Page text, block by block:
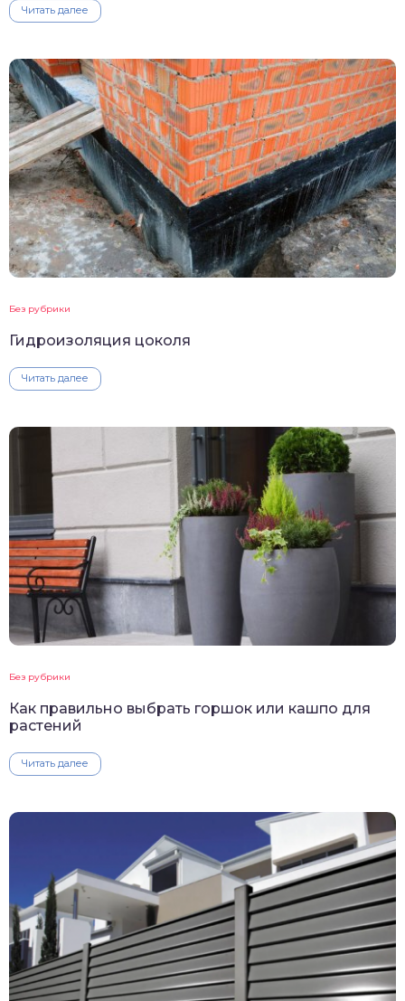
Читать далее
Без рубрики
Гидроизоляция цоколя
Читать далее
Без рубрики
Как правильно выбрать горшок или кашпо для
растений
Читать далее